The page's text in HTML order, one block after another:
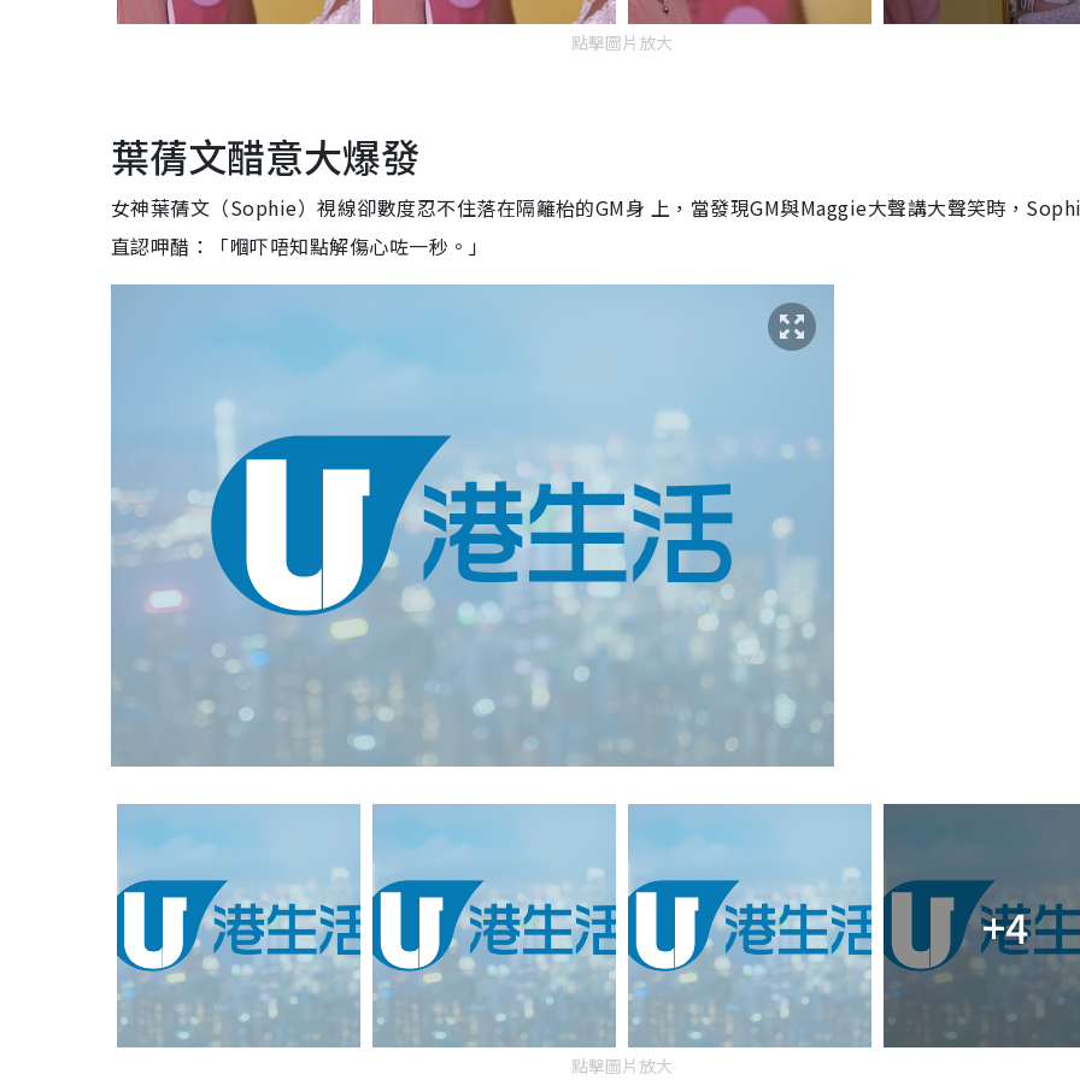
點擊圖片放大
葉蒨文醋意大爆發
女神葉蒨文（Sophie）視線卻數度忍不住落在隔籬枱的GM身 上，當發現GM與Maggie大聲講大聲笑時，
直認呷醋：「嗰吓唔知點解傷心咗一秒。」
+4
點擊圖片放大